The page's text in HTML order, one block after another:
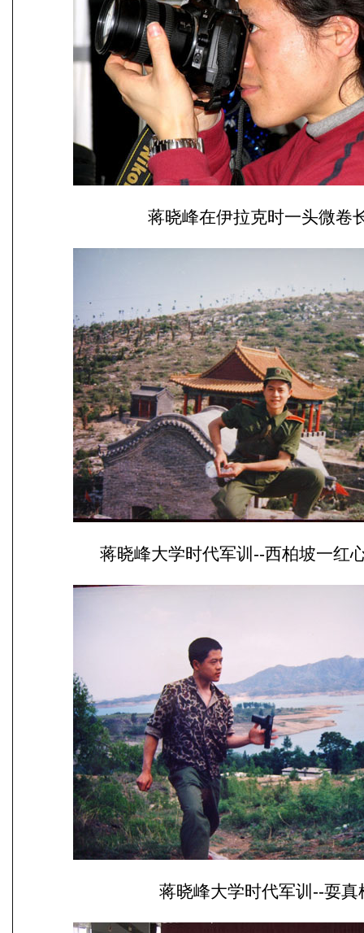
蒋晓峰在伊拉克时一头微卷
蒋晓峰大学时代军训--西柏坡一红
蒋晓峰大学时代军训--耍真